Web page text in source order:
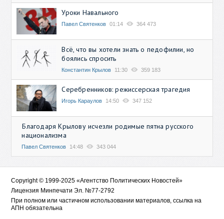
Уроки Навального
Павел Святенков 01:14 364 473
Всё, что вы хотели знать о педофилии, но
боялись спросить
Константин Крылов 11:30 359 183
Серебренников: режиссерская трагедия
Игорь Караулов 14:50 347 152
Благодаря Крылову исчезли родимые пятна русского
национализма
Павел Святенков 14:48 343 044
Copyright © 1999-2025 «Агентство Политических Новостей»
Лицензия Минпечати Эл. №77-2792
При полном или частичном использовании материалов, ссылка на
АПН обязательна